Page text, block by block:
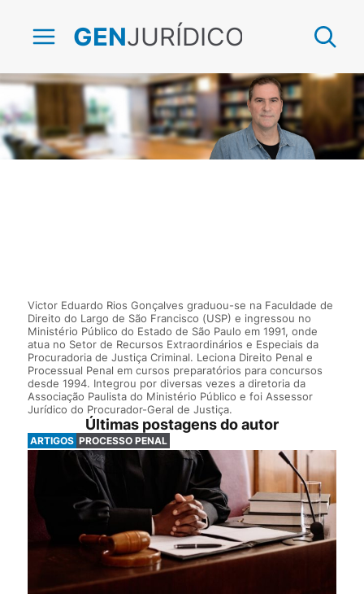
GENJURÍDICO
Victor Eduardo Rios Gonçalves graduou-se na Faculdade de
Direito do Largo de São Francisco (USP) e ingressou no
Ministério Público do Estado de São Paulo em 1991, onde
atua no Setor de Recursos Extraordinários e Especiais da
Procuradoria de Justiça Criminal. Leciona Direito Penal e
Processual Penal em cursos preparatórios para concursos
desde 1994. Integrou por diversas vezes a diretoria da
Associação Paulista do Ministério Público e foi Assessor
Jurídico do Procurador-Geral de Justiça.
Últimas postagens do autor
ARTIGOS PROCESSO PENAL